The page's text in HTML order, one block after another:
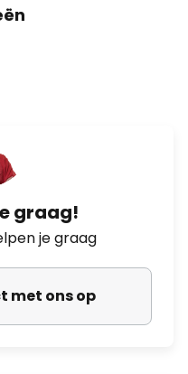
graag!
je graag
met ons op